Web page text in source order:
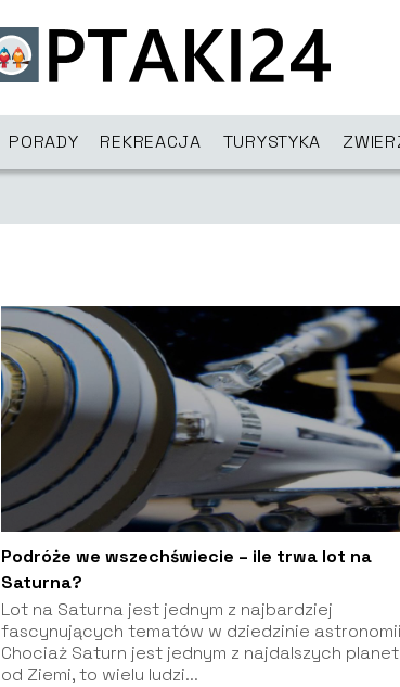
PORADY REKREACJA TURYSTYKA
Podróże we wszechświecie – ile trwa lot na
Saturna?
Lot na Saturna jest jednym z najbardziej
fascynujących tematów w dziedzinie
Chociaż Saturn jest jednym z najdalszych planet
od Ziemi, to wielu ludzi...